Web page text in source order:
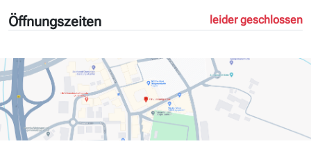
Öffnungszeiten leider geschlossen